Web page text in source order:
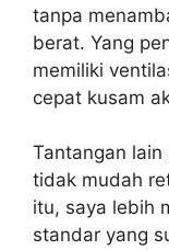
tanpa
berat. Yang
memiliki
cepat kusam
Tantangan
tidak mudah
itu, saya lebih
standar yang